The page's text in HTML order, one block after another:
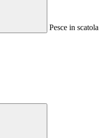
Pesce in scatola